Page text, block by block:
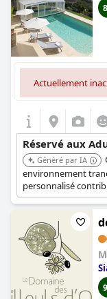
Actuellement
Réservé aux
Généré par IA
environnement
personnalisé